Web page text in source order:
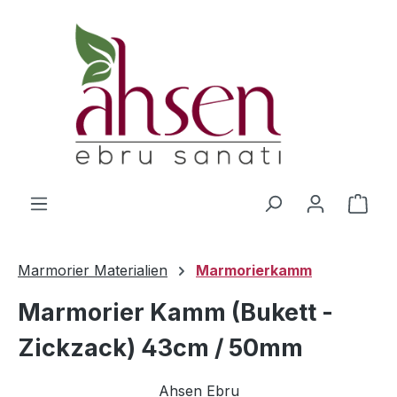
Zum Hauptinhalt springen
Marmorier Materialien Marmorierkamm
Marmorier Kamm (Bukett -
Zickzack) 43cm / 50mm
Ahsen Ebru